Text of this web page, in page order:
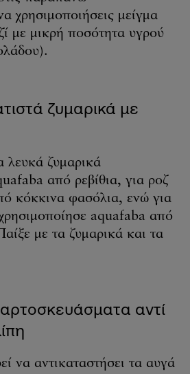
χρησιμοποιήσεις μείγμα
με μικρή ποσότητα υγρού
ζυμαρικά με
λευκά ζυμαρικά
από ρεβίθια, για ροζ
κόκκινα φασόλια, ενώ για
aquafaba από
με τα ζυμαρικά και τα
αντί
να αντικαταστήσει τα αυγά